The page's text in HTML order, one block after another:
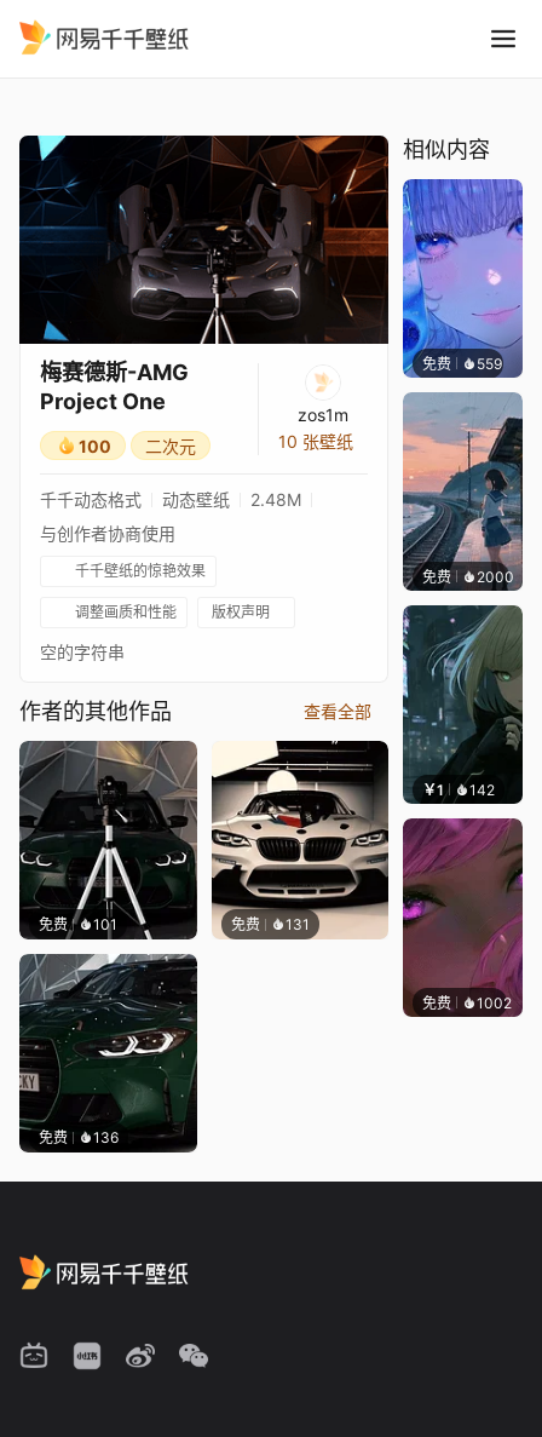
梅赛德斯-AMG
Project One
100 二次元
zos1m
10 张壁纸
千千动态格式 动态壁纸
2.48M
与创作者协商使用
千千壁纸的惊艳效果
调整画质和性能 版权声明
空的字符串
作者的其他作品 查看全部
免费 101 免费 131
免费 136
相似内容
免费 559辰东
免费 2000辰东
￥1 142
免费 1002辰东